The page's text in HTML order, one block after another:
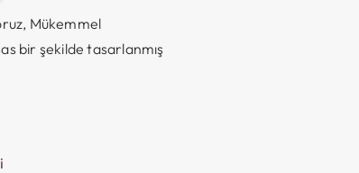
Mükemmel
bir şekilde tasarlanmış